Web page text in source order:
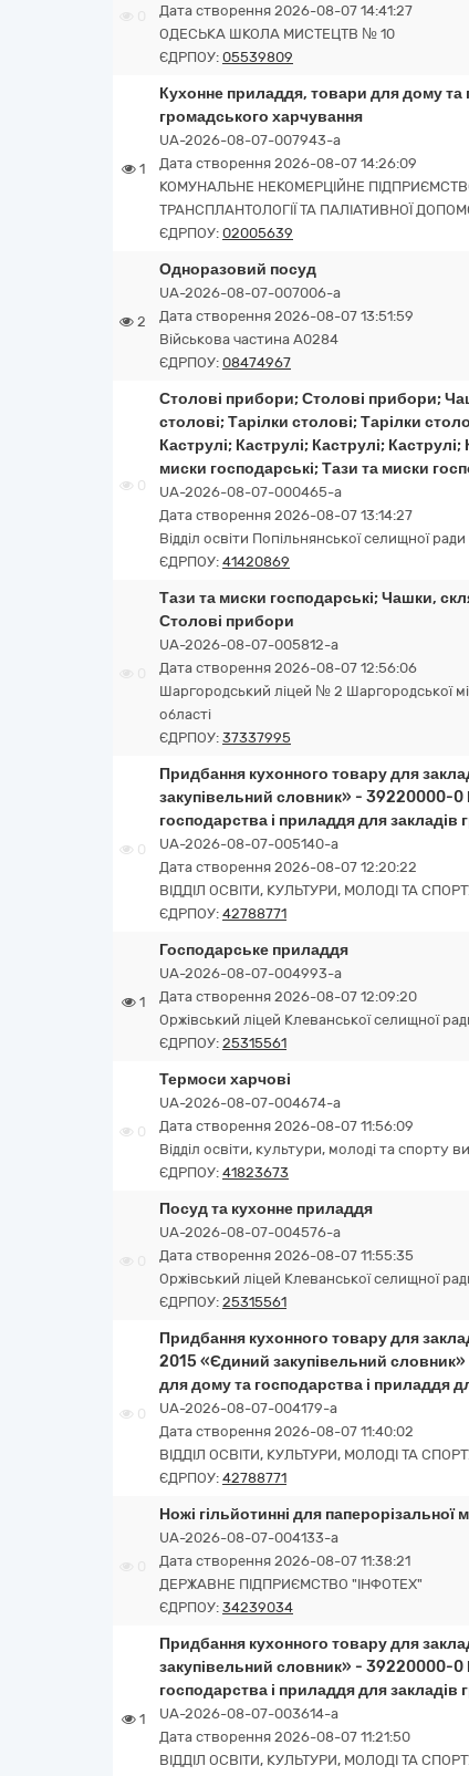
Дата створення 2026-08-07 14:41:27
ОДЕСЬКА ШКОЛА МИСТЕЦТВ № 10
ЄДРПОУ: 05539809
1
Кухонне приладдя, товари для дому та
громадського харчування
UA-2026-08-07-007943-a
Дата створення 2026-08-07 14:26:09
КОМУНАЛЬНЕ НЕКОМЕРЦІЙНЕ ПІДПРИЄМСТВО
ТРАНСПЛАНТОЛОГІЇ ТА ПАЛІАТИВНОЇ
ЄДРПОУ: 02005639
2
Одноразовий посуд
UA-2026-08-07-007006-a
Дата створення 2026-08-07 13:51:59
Військова частина А0284
ЄДРПОУ: 08474967
0
Столові прибори; Столові прибори;
столові; Тарілки столові; Тарілки
Каструлі; Каструлі; Каструлі;
миски господарські; Тази та миски
UA-2026-08-07-000465-a
Дата створення 2026-08-07 13:14:27
Відділ освіти Попільнянської селищної ради
ЄДРПОУ: 41420869
Тази та миски господарські; Чашки,
Столові прибори
UA-2026-08-07-005812-a
Дата створення 2026-08-07 12:56:06
Шаргородський ліцей № 2 Шаргородської
області
ЄДРПОУ: 37337995
0
Придбання кухонного товару для
закупівельний словник» - 39220000-
господарства і приладдя для закладів
UA-2026-08-07-005140-a
Дата створення 2026-08-07 12:20:22
ВІДДІЛ ОСВІТИ, КУЛЬТУРИ, МОЛОДІ ТА
ЄДРПОУ: 42788771
1
Господарське приладдя
UA-2026-08-07-004993-a
Дата створення 2026-08-07 12:09:20
Оржівський ліцей Клеванської селищної
ЄДРПОУ: 25315561
0
Термоси харчові
UA-2026-08-07-004674-a
Дата створення 2026-08-07 11:56:09
Відділ освіти, культури, молоді та спорту
ЄДРПОУ: 41823673
Посуд та кухонне приладдя
UA-2026-08-07-004576-a
Дата створення 2026-08-07 11:55:35
Оржівський ліцей Клеванської селищної
ЄДРПОУ: 25315561
0
Придбання кухонного товару для
2015 «Єдиний закупівельний
для дому та господарства і приладдя
UA-2026-08-07-004179-a
Дата створення 2026-08-07 11:40:02
ВІДДІЛ ОСВІТИ, КУЛЬТУРИ, МОЛОДІ ТА
ЄДРПОУ: 42788771
Ножі гільйотинні для
UA-2026-08-07-004133-a
Дата створення 2026-08-07 11:38:21
ДЕРЖАВНЕ ПІДПРИЄМСТВО "ІНФОТЕХ"
ЄДРПОУ: 34239034
1
Придбання кухонного товару для
закупівельний словник» - 39220000-
господарства і приладдя для закладів
UA-2026-08-07-003614-a
Дата створення 2026-08-07 11:21:50
ВІДДІЛ ОСВІТИ, КУЛЬТУРИ, МОЛОДІ ТА